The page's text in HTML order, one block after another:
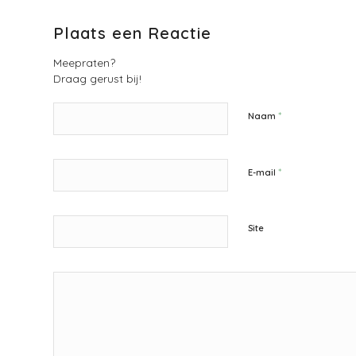
Plaats een Reactie
Meepraten?
Draag gerust bij!
Naam *
E-mail *
Site